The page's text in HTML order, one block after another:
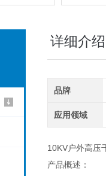
详细介绍
品牌
应用领域
10KV户外高压
产品概述：